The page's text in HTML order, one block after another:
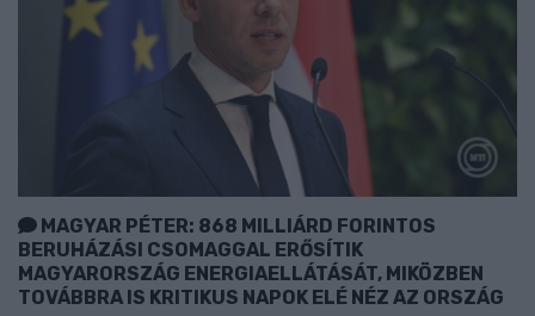
MAGYAR PÉTER: 868 MILLIÁRD FORINTOS
BERUHÁZÁSI CSOMAGGAL ERŐSÍTIK
MAGYARORSZÁG ENERGIAELLÁTÁSÁT, MIKÖZBEN
TOVÁBBRA IS KRITIKUS NAPOK ELÉ NÉZ AZ ORSZÁG